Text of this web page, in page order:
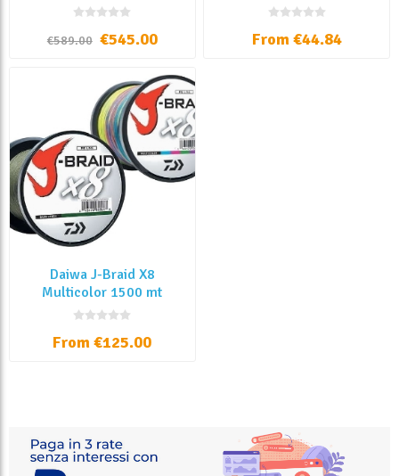
€589.00 €545.00 From €44.84
Daiwa J-Braid X8
Multicolor 1500 mt
From €125.00